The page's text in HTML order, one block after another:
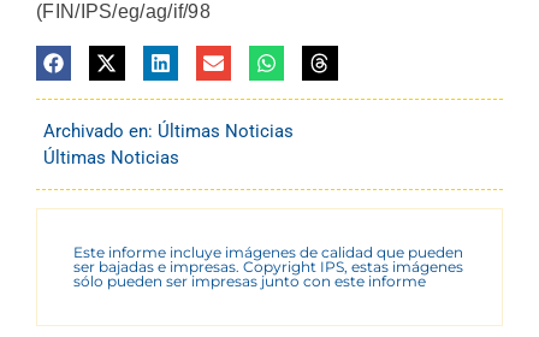
(FIN/IPS/eg/ag/if/98
Archivado en: Últimas Noticias
Últimas Noticias
Este informe incluye imágenes de calidad que pueden
ser bajadas e impresas. Copyright IPS, estas imágenes
sólo pueden ser impresas junto con este informe